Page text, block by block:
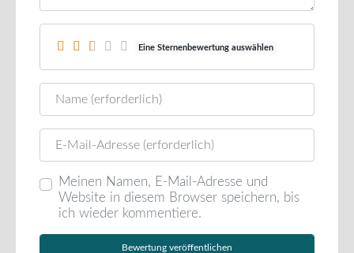
Eine Sternenbewertung auswählen
Name
E-Mail
Meinen Namen, E-Mail-Adresse und
Website in diesem Browser speichern, bis
ich wieder kommentiere.